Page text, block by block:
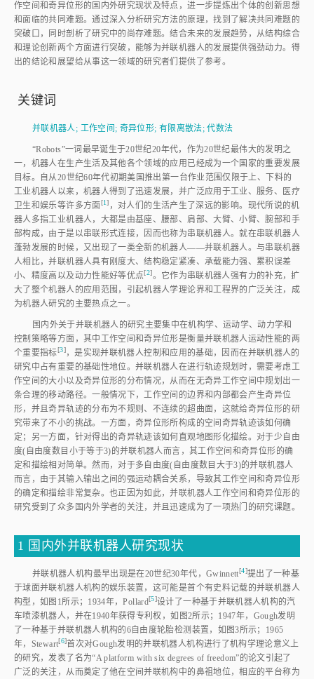
作空间和奇异位形的国内外研究现状及特点，进一步提炼出个体的创新思想
和面临的共同难题。通过深入分析研究方法的原理，找到了解决共同难题的
突破口，同时剖析了研究中的尚存难题。结合未来的发展趋势，从结构综合
和理论创新两个方面进行突破，能够为并联机器人的发展提供强劲动力。得
出的结论和展望给从事这一领域的研究者们提供了参考。
关键词
并联机器人; 工作空间 ; 奇异位形; 有限离散法;代数法
“Robots”一词最早诞生于20世纪20年代，作为20世纪最伟大的发明之
一，机器人在生产生活及其他各个领域的应用已经成为一个国家的重要发展
目标。自从20世纪60年代初期美国推出第一台作业范围仅限于上、下料的
工业机器人以来，机器人得到了迅速发展，并广泛应用于工业、服务、医疗
卫生和娱乐等许多方面[1] ，对人们的生活产生了深远的影响。现代所说的机
器人多指工业机器人，大都是由基座、腰部、肩部、大臂、小臂、腕部和手
部构成，由于是以串联形式连接，因而也称为串联机器人。就在串联机器人
蓬勃发展的时候，又出现了一类全新的机器人——并联机器人。与串联机器
人相比，并联机器人具有刚度大、结构稳定紧凑、承载能力强、累积误差
小、精度高以及动力性能好等优点[2]。它作为串联机器人强有力的补充，扩
大了整个机器人的应用范围，引起机器人学理论界和工程界的广泛关注，成
为机器人研究的主要热点之一。
国内外关于并联机器人的研究主要集中在机构学、运动学、动力学和
控制策略等方面，其中工作空间和奇异位形是衡量并联机器人运动性能的两
个重要指标[3]，是实现并联机器人控制和应用的基础，因而在并联机器人的
研究中占有重要的基础性地位。并联机器人在进行轨迹规划时，需要考虑工
作空间的大小以及奇异位形的分布情况，从而在无奇异工作空间中规划出一
条合理的移动路径。一般情况下，工作空间的边界和内部都会产生奇异位
形，并且奇异轨迹的分布为不规则、不连续的超曲面，这就给奇异位形的研
究带来了不小的挑战。一方面，奇异位形所构成的空间奇异轨迹该如何确
定；另一方面，针对得出的奇异轨迹该如何直观地图形化描绘。对于少自由
度(自由度数目小于等于3)的并联机器人而言，其工作空间和奇异位形的确
定和描绘相对简单。然而，对于多自由度(自由度数目大于3)的并联机器人
而言，由于其输入输出之间的强运动耦合关系，导致其工作空间和奇异位形
的确定和描绘非常复杂。也正因为如此，并联机器人工作空间和奇异位形的
研究受到了众多国内外学者的关注，并且迅速成为了一项热门的研究课题。
1 国内外并联机器人研究现状
并联机器人机构最早出现是在20世纪30年代，Gwinnett[4]提出了一种基
于球面并联机器人机构的娱乐装置，这可能是首个有史料记载的并联机器人
构型，如 图1所示；1934年，Pollard[5]设计了一种基于并联机器人机构的汽
车喷漆机器人，并在1940年获得专利权，如 图2所示；1947年，Gough发明
了一种基于并联机器人机构的6自由度轮胎检测装置，如 图3所示；1965
年，Stewart[6]首次对Gough发明的并联机器人机构进行了机构学理论意义上
的研究，发表了名为“A platform with six degrees of freedom”的论文引起了
广泛的关注，从而奠定了他在空间并联机构中的鼻祖地位，相应的平台称为